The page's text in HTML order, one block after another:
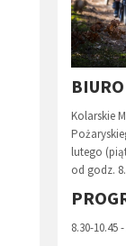
Kolarskie
lutego
od godz.
8.30-10.45